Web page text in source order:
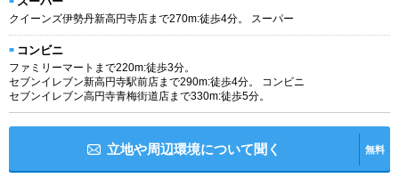
クイーンズ伊勢丹新高円寺店まで270m:徒歩4分。 スーパー
コンビニ
ファミリーマートまで220m:徒歩3分。
セブンイレブン新高円寺駅前店まで290m:徒歩4分。 コンビニ
セブンイレブン高円寺青梅街道店まで330m:徒歩5分。
立地や周辺環境について聞く 無料